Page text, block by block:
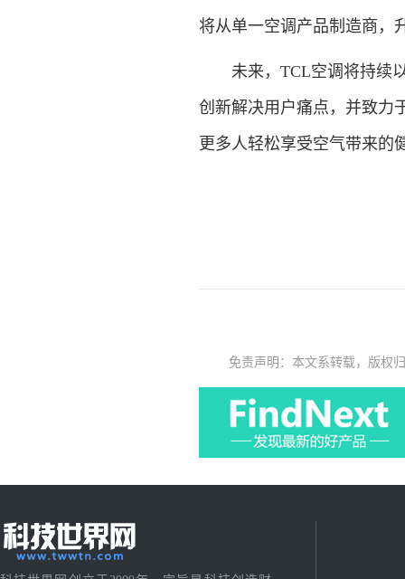
将从单一空调产品制造商，
未来，TCL空调将持续以
创新解决用户痛点，并致力
更多人轻松享受空气带来的
免责声明：本文系转载，版权